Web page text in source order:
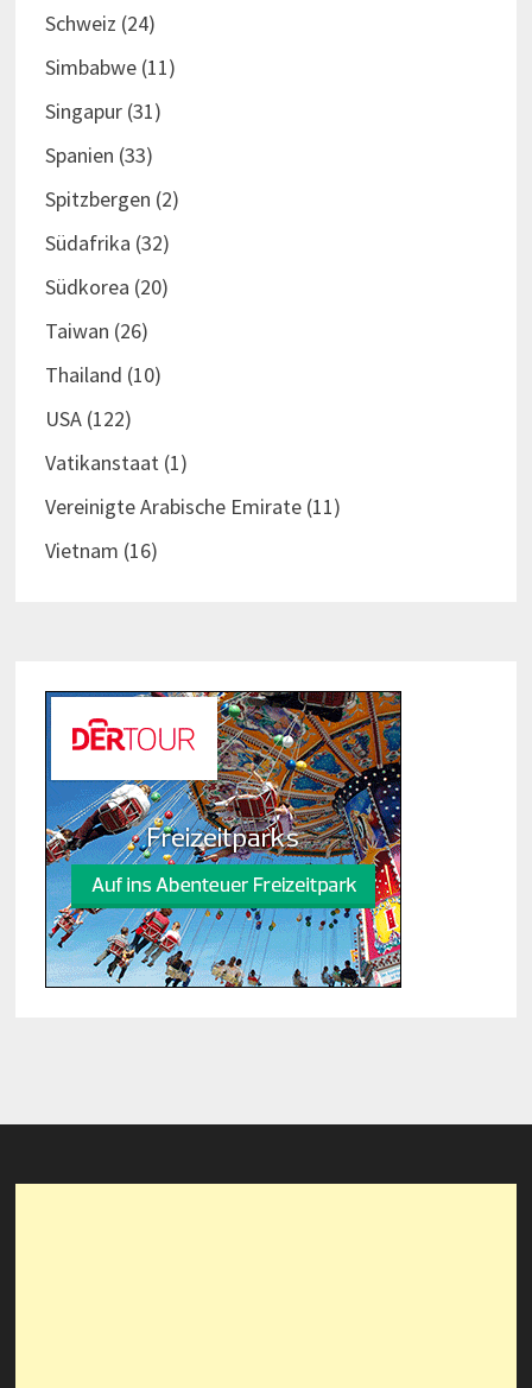
Schweiz (24)
Simbabwe(11)
Singapur(31)
Spanien (33)
Spitzbergen (2)
Südafrika (32)
Südkorea (20)
Taiwan (26)
Thailand (10)
USA(122)
Vatikanstaat (1)
Vereinigte Arabische Emirate(11)
Vietnam (16)